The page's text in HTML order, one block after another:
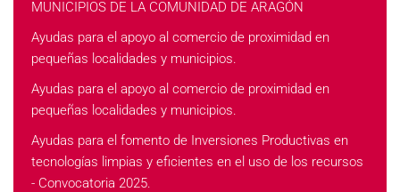
MUNICIPIOS DE LA COMUNIDAD DE ARAGÓN
Ayudas para el apoyo al comercio de proximidad en
pequeñas localidades y municipios.
Ayudas para el apoyo al comercio de proximidad en
pequeñas localidades y municipios.
Ayudas para el fomento de Inversiones Productivas en
tecnologías limpias y eficientes en el uso de los recursos
- Convocatoria 2025.